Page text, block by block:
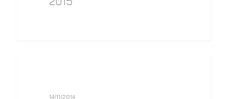
14/11/2014